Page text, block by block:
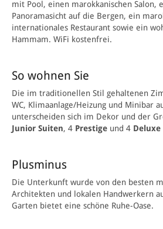
mit Pool, einen marokkanischen Salon,
Panoramasicht auf die Bergen, ein
internationales Restaurant sowie ein
Hammam. WiFi kostenfrei.
So wohnen Sie
Die im traditionellen Stil gehaltenen
WC, Klimaanlage/Heizung und Minibar
unterscheiden sich im Dekor und der
Junior Suiten, 4 Prestige und 4 Deluxe
Plusminus
Die Unterkunft wurde von den besten
Architekten und lokalen Handwerkern
Garten bietet eine schöne Ruhe-Oase.